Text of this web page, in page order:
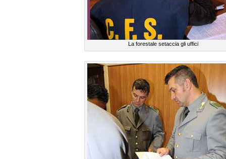
La forestale setaccia gli uffici